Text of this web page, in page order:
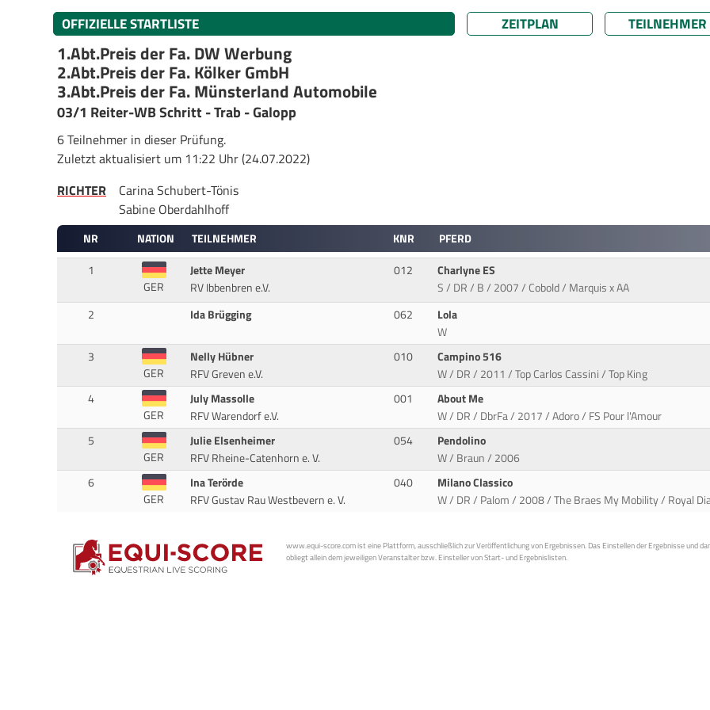
OFFIZIELLE STARTLISTE ZEITPLAN TEILNEHMER
1.Abt.Preis der Fa. DW Werbung
2.Abt.Preis der Fa. Kölker GmbH
3.Abt.Preis der Fa. Münsterland Automobile
03/1 Reiter-WB Schritt - Trab - Galopp
6 Teilnehmer in dieser Prüfung.
Zuletzt aktualisiert um 11:22 Uhr (24.07.2022)
RICHTER
Carina Schubert-Tönis
Sabine Oberdahlhoff
NR NATION TEILNEHMER KNR
PFERD
1
GER
Jette Meyer
RV Ibbenbren e.V.
012
Charlyne ES
S / DR / B / 2007 / Cobold / Marquis x AA
2
Ida Brügging 062
Lola
W
3
GER
Nelly Hübner
RFV Greven e.V.
010
Campino 516
W / DR / 2011 / Top Carlos Cassini / Top King
4
GER
July Massolle
RFV Warendorf e.V.
001
About Me
W / DR / DbrFa / 2017 / Adoro / FS Pour l'Amour
5
GER
Julie Elsenheimer
RFV Rheine-Catenhorn e. V.
054
Pendolino
W / Braun / 2006
6
GER
Ina Terörde
RFV Gustav Rau Westbevern e. V.
040
Milano Classico
W / DR / Palom / 2008 / The Braes My Mobility / Royal
www.equi-score.com ist eine Plattform, ausschließlich zur Veröffentlichung von Ergebnissen. Das Einstellen der Ergebnisse und
obliegt allein dem jeweiligen Veranstalter bzw. Einsteller von Start- und Ergebnislisten.